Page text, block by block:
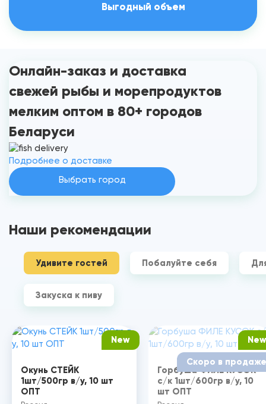
Выгодный объем
Онлайн-заказ и доставка
свежей рыбы и морепродуктов
мелким оптом в 80+ городов
Беларуси
Подробнее о доставке
Выбрать город
Наши рекомендации
Удивите гостей Побалуйте себя
Закуска к пиву
New
Окунь СТЕЙК
1шт/500гр в/у, 10 шт
ОПТ
New
Скоро в продаже
Горбуша ФИЛЕ КУСОК
с/к 1шт/600гр в/у, 10
шт ОПТ